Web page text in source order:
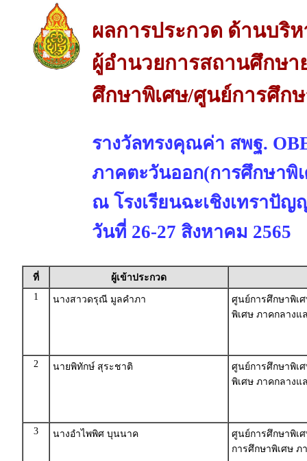
ผลการประกวด ด้านบริ
ผู้อำนวยการสถานศึกษา
ศึกษาพิเศษ/ศูนย์การศึก
รางวัลทรงคุณค่า สพฐ.
ภาคตะวันออก(การศึกษาพิ
ณ โรงเรียนฉะเชิงเทราปัญ
วันที่ 26-27 สิงหาคม 2565
ที่
ผู้เข้าประกวด
1
นางสาวดรุณี มูลคำภา
ศูนย์การศึกษาพิเ
พิเศษ ภาคกลางแ
2 นายพิทักษ์ สุระชาติ
ศูนย์การศึกษาพิเ
พิเศษ ภาคกลางแ
3 นางอำไพพิศ บุนนาค
ศูนย์การศึกษาพิเ
การศึกษาพิเศษ ภ